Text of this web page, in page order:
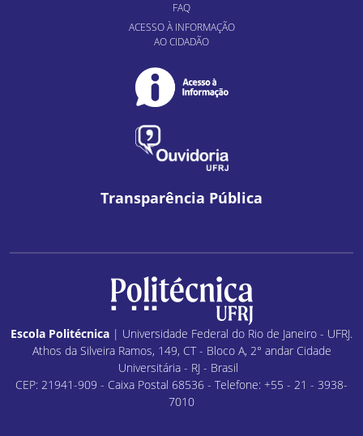
FAQ
ACESSO À INFORMAÇÃO
AO CIDADÃO
Transparência Pública
Escola Politécnica | Universidade Federal do Rio de Janeiro - UFRJ.
Athos da Silveira Ramos, 149, CT - Bloco A, 2° andar Cidade
Universitária - RJ - Brasil
CEP: 21941-909 - Caixa Postal 68536 - Telefone: +55 - 21 - 3938-
7010